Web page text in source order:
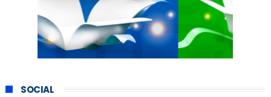
SOCIAL